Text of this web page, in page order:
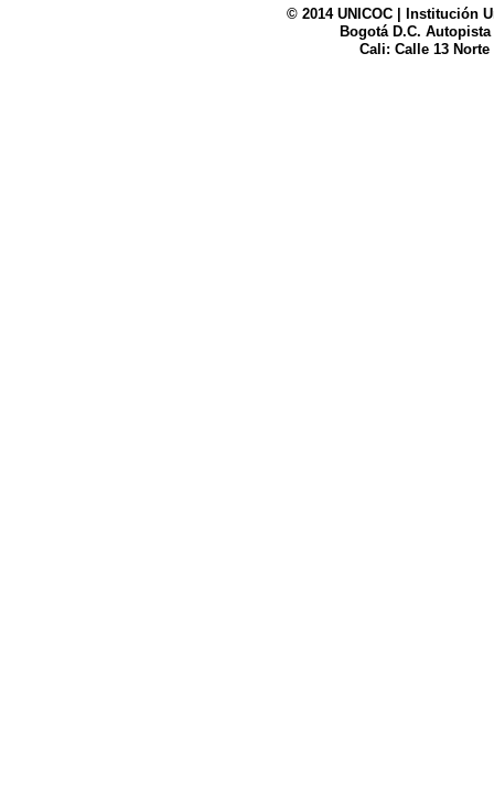
© 2014 UNICOC | Institución
Bogotá D.C. Autopista
Cali: Calle 13 Norte